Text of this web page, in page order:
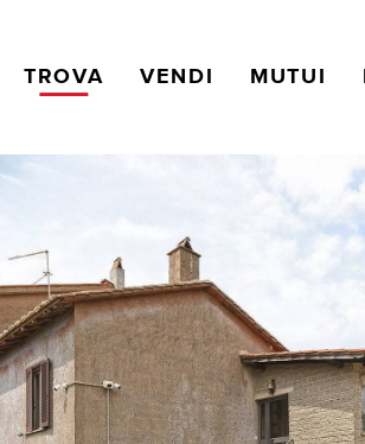
TROVA VENDI MUTUI